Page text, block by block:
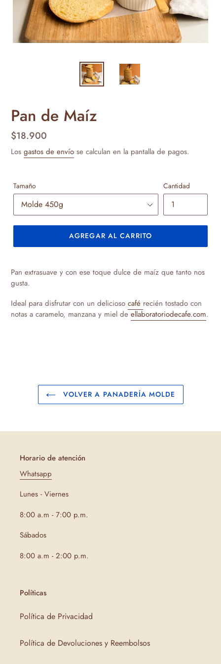
Pan de Maíz
Precio
habitual
$18.900
Los gastos de envío se calculan en la pantalla de pagos.
Tamaño Cantidad
AGREGAR AL CARRITO
el
producto
a
tu
carrito
Pan extrasuave y con ese toque dulce de maíz que tanto nos
gusta.
Ideal para disfrutar con un delicioso café recién tostado con
notas a caramelo, manzana y miel de ellaboratoriodecafe.com.
VOLVER A PANADERÍA MOLDE
Horario de atención
Whatsapp
Lunes - Viernes
8:00 a.m - 7:00 p.m.
Sábados
8:00 a.m - 2:00 p.m.
Políticas
Política de Privacidad
Política de Devoluciones y Reembolsos